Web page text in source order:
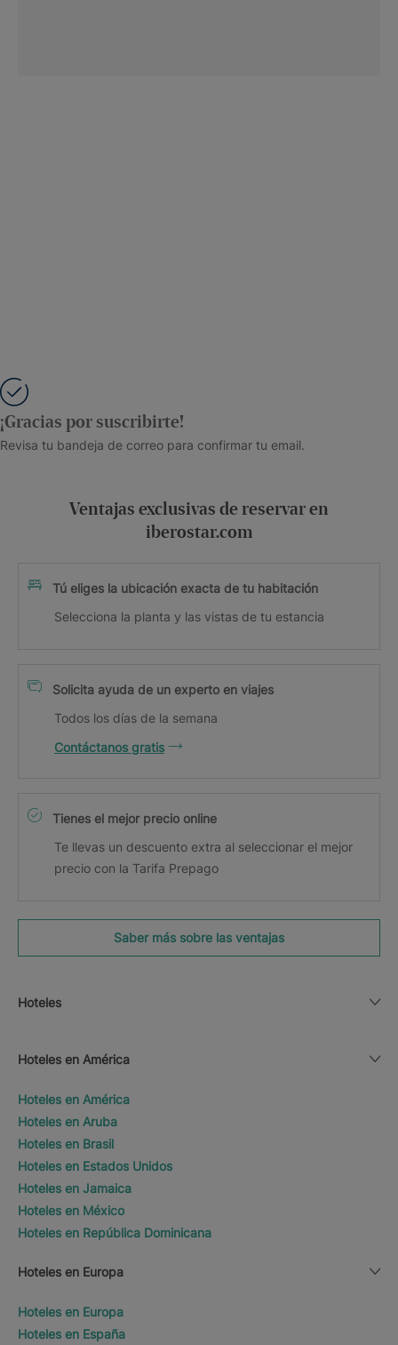
¡Gracias por suscribirte!
Revisa tu bandeja de correo para confirmar tu email.
Ventajas exclusivas de reservar en
iberostar.com
Tú eliges la ubicación exacta de tu habitación
Selecciona la planta y las vistas de tu estancia
Solicita ayuda de un experto en viajes
Todos los días de la semana
Contáctanos gratis
Tienes el mejor precio online
Te llevas un descuento extra al seleccionar el mejor
precio con la Tarifa Prepago
Saber más sobre las ventajas
Hoteles
Hoteles en América
Hoteles en América
Hoteles en Aruba
Hoteles en Brasil
Hoteles en Estados Unidos
Hoteles en Jamaica
Hoteles en México
Hoteles en República Dominicana
Hoteles en Europa
Hoteles en Europa
Hoteles en España